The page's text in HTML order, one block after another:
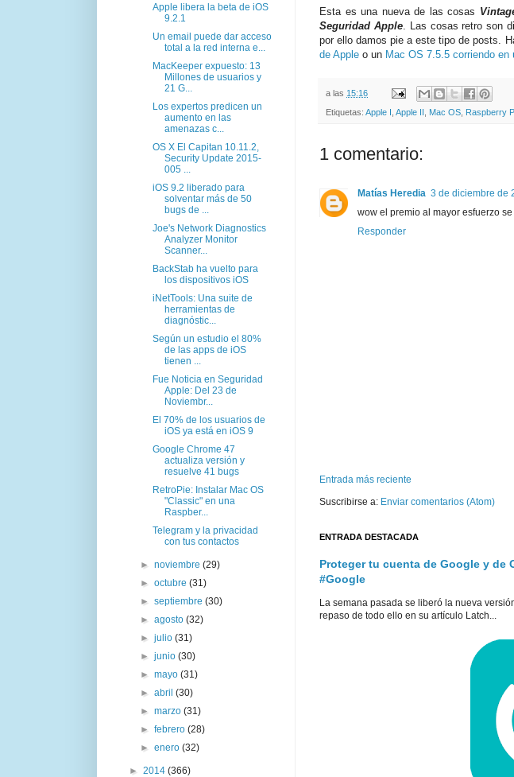
Esta es una nueva de las cosas
Seguridad Apple. Las cosas retro son
por ello damos pie a este tipo de posts.
de Apple o un Mac OS 7.5.5 corriendo en
a las 15:16
Etiquetas: Apple I Apple II Mac OS Raspberry
1 comentario:
Matías Heredia 3 de diciembre de
wow el premio al mayor esfuerzo
Responder
Entrada más reciente
Suscribirse a: Enviar comentarios (Atom)
ENTRADA DESTACADA
Proteger tu cuenta de Google y de
#Google
La semana pasada se liberó la nueva
repaso de todo ello en su artículo Latch...
Apple libera la beta de iOS
9.2.1
Un email puede dar acceso
total a la red interna e...
MacKeeper expuesto: 13
Millones de usuarios y
21 G...
Los expertos predicen un
aumento en las
amenazas c...
OS X El Capitan 10.11.2,
Security Update 2015-
005 ...
iOS 9.2 liberado para
solventar más de 50
bugs de ...
Joe's Network Diagnostics
Analyzer Monitor
Scanner...
BackStab ha vuelto para
los dispositivos iOS
iNetTools: Una suite de
herramientas de
diagnóstic...
Según un estudio el 80%
de las apps de iOS
tienen ...
Fue Noticia en Seguridad
Apple: Del 23 de
Noviembr...
El 70% de los usuarios de
iOS ya está en iOS 9
Google Chrome 47
actualiza versión y
resuelve 41 bugs
RetroPie: Instalar Mac OS
"Classic" en una
Raspber...
Telegram y la privacidad
con tus contactos
►noviembre(29)
►octubre(31)
►septiembre(30)
►agosto(32)
►julio(31)
►junio(30)
►mayo(31)
►abril(30)
►marzo(31)
►febrero(28)
►enero(32)
► 2014 (366)